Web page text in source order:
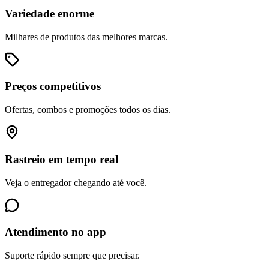
Variedade enorme
Milhares de produtos das melhores marcas.
Preços competitivos
Ofertas, combos e promoções todos os dias.
Rastreio em tempo real
Veja o entregador chegando até você.
Atendimento no app
Suporte rápido sempre que precisar.